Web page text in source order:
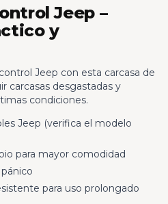
Jeep –
y
Jeep con esta carcasa de
carcasas desgastadas y
condiciones.
Jeep (verifica el modelo
para mayor comodidad
para uso prolongado